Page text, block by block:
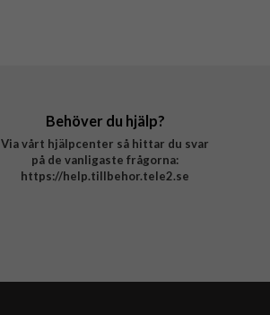
Behöver du hjälp?
Via vårt hjälpcenter så hittar du svar
på de vanligaste frågorna:
https://help.tillbehor.tele2.se